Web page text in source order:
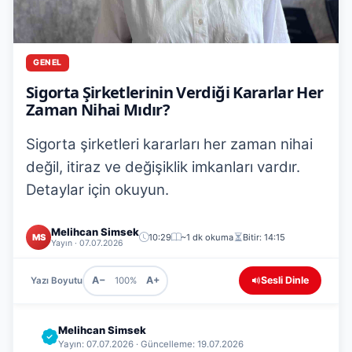
GENEL
Sigorta Şirketlerinin Verdiği Kararlar Her
Zaman Nihai Mıdır?
Sigorta şirketleri kararları her zaman nihai
değil, itiraz ve değişiklik imkanları vardır.
Detaylar için okuyun.
MS Melihcan Simsek
Yayın · 07.07.2026
10:29 ~1 dk okuma Bitir: 14:15
Yazı Boyutu A− 100% A+ Sesli Dinle
Melihcan Simsek
Yayın: 07.07.2026 · Güncelleme: 19.07.2026